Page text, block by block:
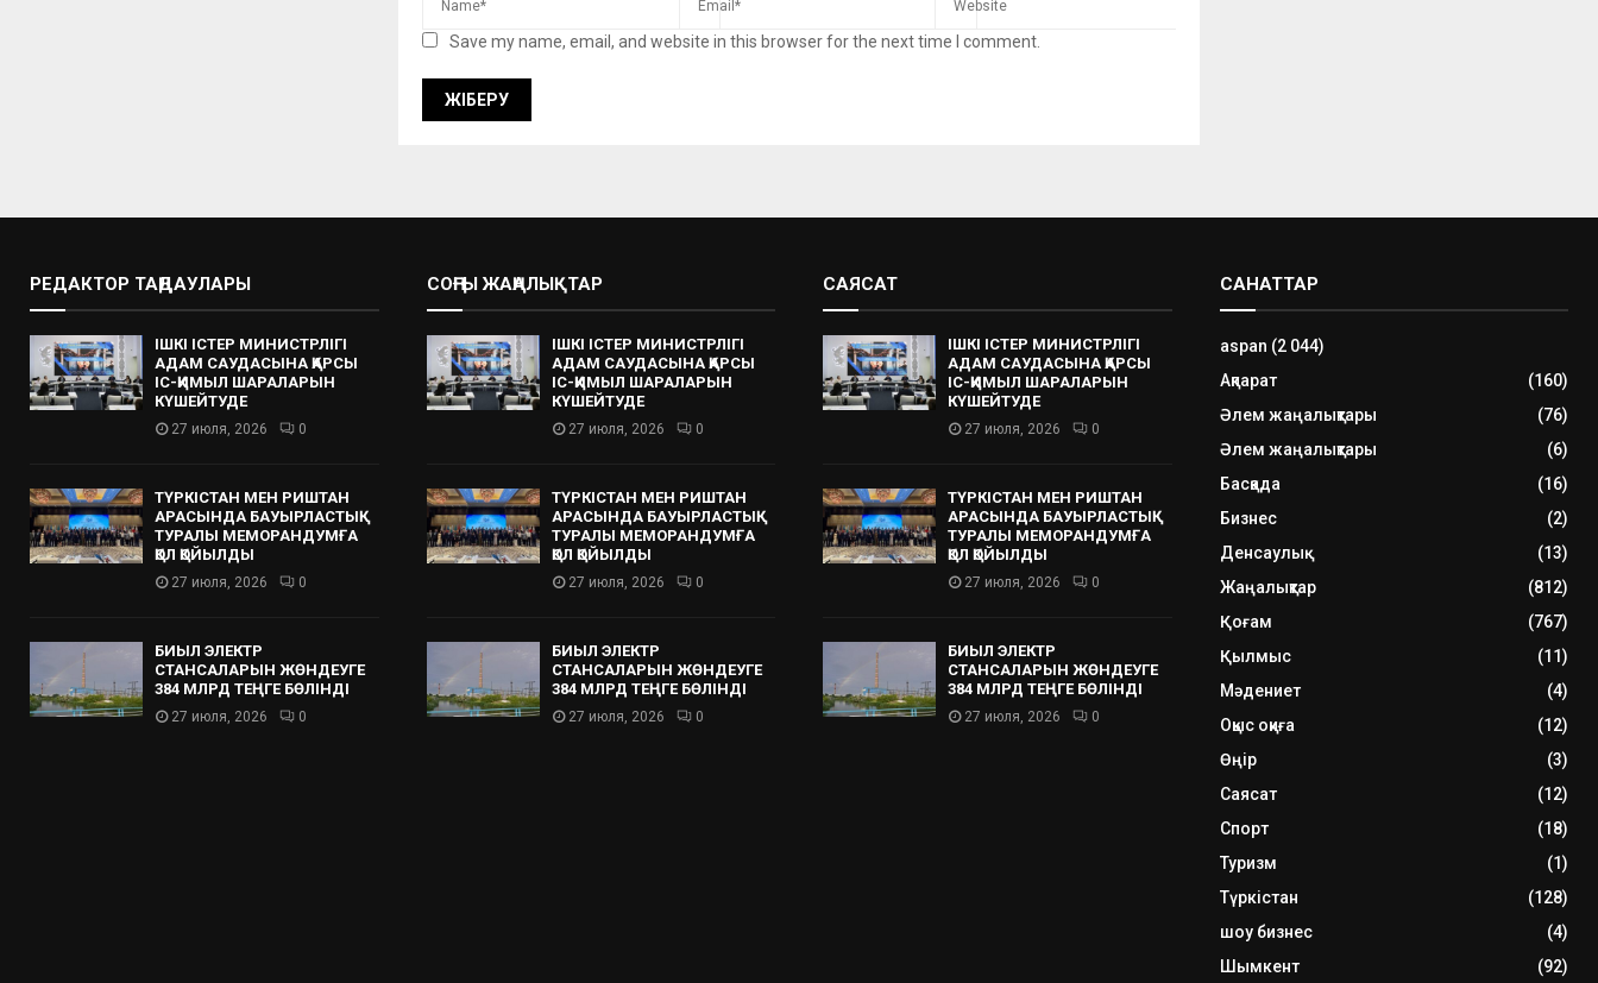
Save my name, email, and website in this browser for the next time I comment.
РЕДАКТОР ТАҢДАУЛАРЫ
ІШКІ ІСТЕР МИНИСТРЛІГІ
АДАМ САУДАСЫНА ҚАРСЫ
ІС-ҚИМЫЛ ШАРАЛАРЫН
КҮШЕЙТУДЕ
27 июля, 2026 0
ТҮРКІСТАН МЕН РИШТАН
АРАСЫНДА БАУЫРЛАСТЫҚ
ТУРАЛЫ МЕМОРАНДУМҒА
ҚОЛ ҚОЙЫЛДЫ
27 июля, 2026 0
БИЫЛ ЭЛЕКТР
СТАНСАЛАРЫН ЖӨНДЕУГЕ
384 МЛРД ТЕҢГЕ БӨЛІНДІ
27 июля, 2026 0
СОҢҒЫ ЖАҢАЛЫҚТАР
ІШКІ ІСТЕР МИНИСТРЛІГІ
АДАМ САУДАСЫНА ҚАРСЫ
ІС-ҚИМЫЛ ШАРАЛАРЫН
КҮШЕЙТУДЕ
27 июля, 2026 0
ТҮРКІСТАН МЕН РИШТАН
АРАСЫНДА БАУЫРЛАСТЫҚ
ТУРАЛЫ МЕМОРАНДУМҒА
ҚОЛ ҚОЙЫЛДЫ
27 июля, 2026 0
БИЫЛ ЭЛЕКТР
СТАНСАЛАРЫН ЖӨНДЕУГЕ
384 МЛРД ТЕҢГЕ БӨЛІНДІ
27 июля, 2026 0
САЯСАТ
ІШКІ ІСТЕР МИНИСТРЛІГІ
АДАМ САУДАСЫНА ҚАРСЫ
ІС-ҚИМЫЛ ШАРАЛАРЫН
КҮШЕЙТУДЕ
27 июля, 2026 0
ТҮРКІСТАН МЕН РИШТАН
АРАСЫНДА БАУЫРЛАСТЫҚ
ТУРАЛЫ МЕМОРАНДУМҒА
ҚОЛ ҚОЙЫЛДЫ
27 июля, 2026 0
БИЫЛ ЭЛЕКТР
СТАНСАЛАРЫН ЖӨНДЕУГЕ
384 МЛРД ТЕҢГЕ БӨЛІНДІ
27 июля, 2026 0
САНАТТАР
aspan (2 044)
Ақпарат
(160)
Әлем жаңалықтары
(76)
Әлем жаңалықтары
(6)
Басқада
(16)
Бизнес
(2)
Денсаулық
(13)
Жаңалықтар
(812)
Қоғам
(767)
Қылмыс
(11)
Мәдениет
(4)
Оқыс оқиға
(12)
Өңір
(3)
Саясат
(12)
Спорт
(18)
Туризм
(1)
Түркістан
(128)
шоу бизнес
(4)
Шымкент
(92)